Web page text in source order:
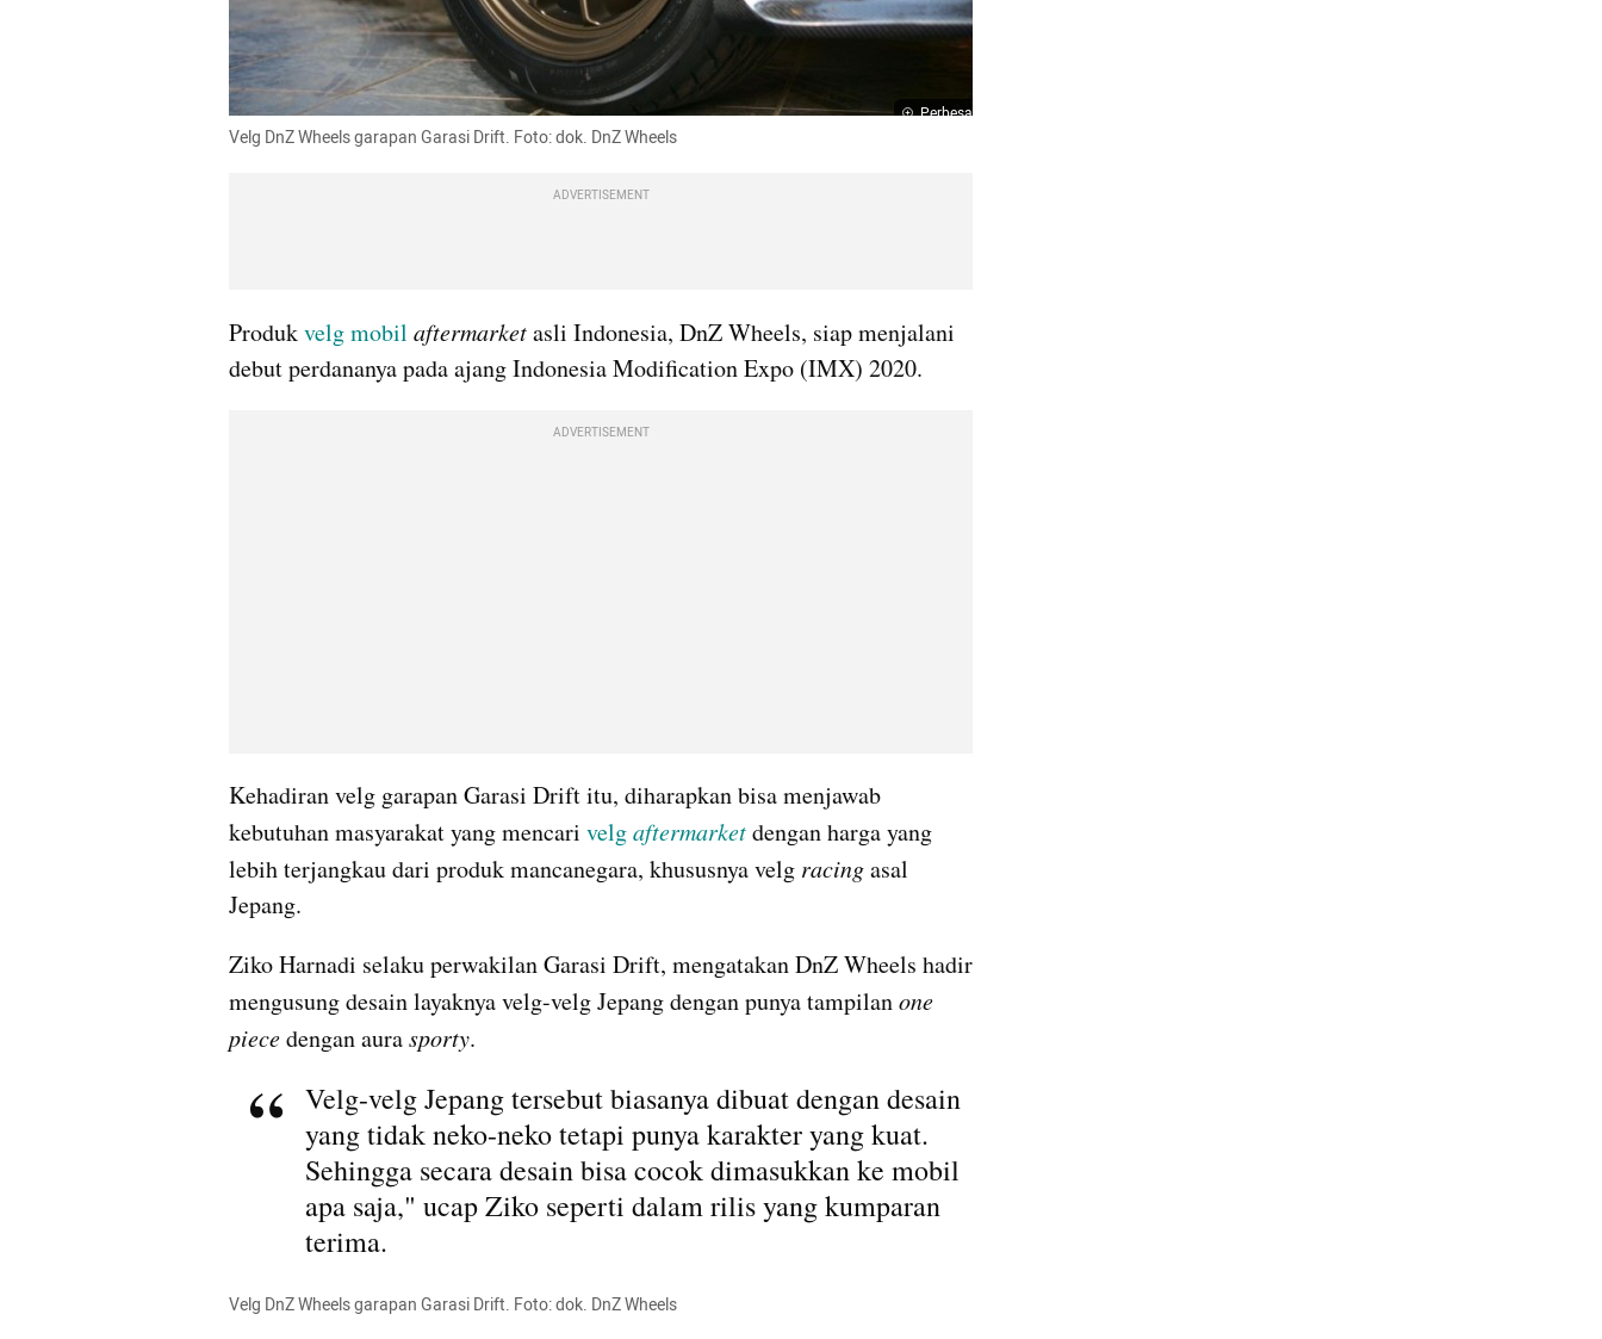
Perbesar
Velg DnZ Wheels garapan Garasi Drift. Foto: dok. DnZ Wheels
ADVERTISEMENT
Produk velg mobil aftermarket asli Indonesia, DnZ Wheels, siap menjalani
debut perdananya pada ajang Indonesia Modification Expo (IMX) 2020.
ADVERTISEMENT
Kehadiran velg garapan Garasi Drift itu, diharapkan bisa menjawab
kebutuhan masyarakat yang mencari velg aftermarketdengan harga yang
lebih terjangkau dari produk mancanegara, khususnya velg racing asal
Jepang.
ZikoHarnadi selaku perwakilan Garasi Drift, mengatakan DnZ Wheels hadir
mengusung desain layaknya velg-velg Jepang dengan punya tampilan one
piece dengan aura sporty.
Velg-velg Jepang tersebut biasanya dibuat dengan desain
yang tidak neko-neko tetapi punya karakter yang kuat.
Sehingga secara desain bisa cocok dimasukkan ke mobil
apa saja," ucap Ziko seperti dalam rilis yang kumparan
terima.
Velg DnZ Wheels garapan Garasi Drift. Foto: dok. DnZ Wheels